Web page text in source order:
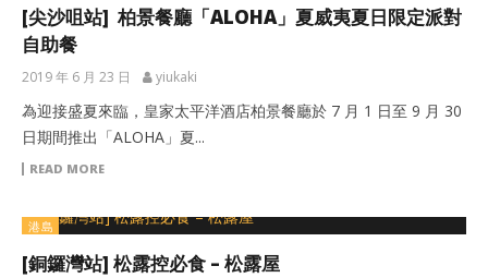
[尖沙咀站] 柏景餐廳「ALOHA」夏威夷夏日限定派對
自助餐
2019 年 6 月 23 日 yiukaki
為迎接盛夏來臨，皇家太平洋酒店柏景餐廳於 7 月 1 日至 9 月 30
日期間推出「ALOHA」夏...
READ MORE
港島
[銅鑼灣站] 松露控必食 – 松露屋